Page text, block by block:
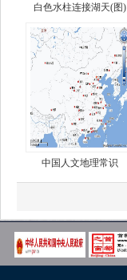
白色水柱连接湖天(图)
中国人文地理常识